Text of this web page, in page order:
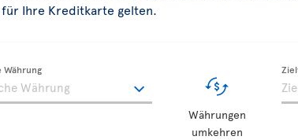
Ihre Kreditkarte gelten.
Währung
Währungen
umkehren